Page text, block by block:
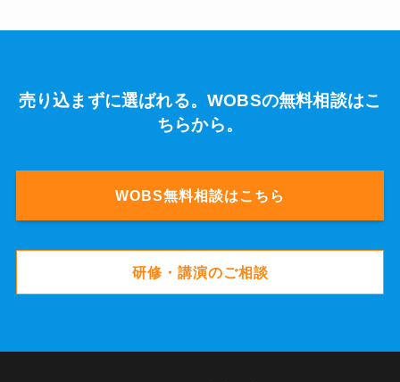
売り込まずに選ばれる。WOBSの無料相談はこ
ちらから。
WOBS無料相談はこちら
研修・講演のご相談